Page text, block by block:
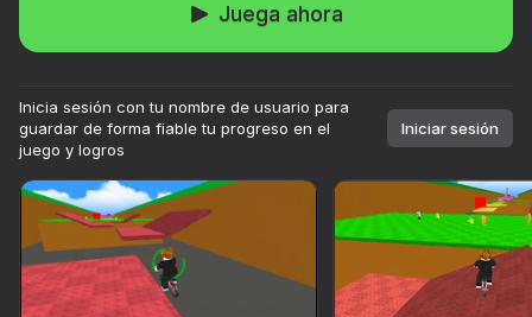
Este juego solo admite orientación paisaje
Juega ahora
Inicia sesión con tu nombre de usuario para
guardar de forma fiable tu progreso en el
juego y logros
Iniciar sesión